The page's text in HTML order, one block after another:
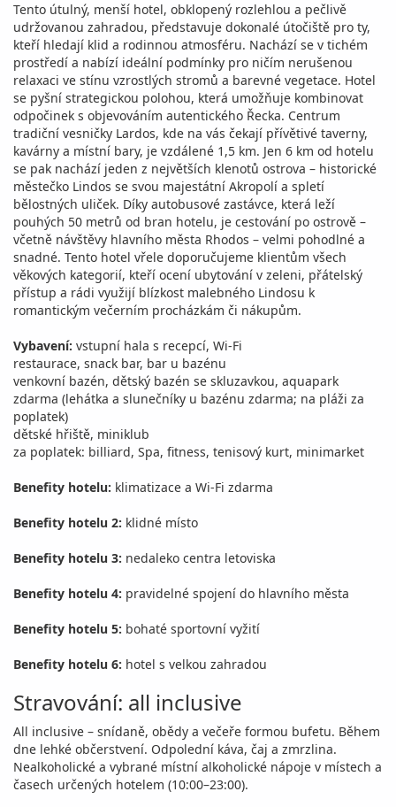
Tento útulný, menší hotel, obklopený rozlehlou a pečlivě
udržovanou zahradou, představuje dokonalé útočiště pro ty,
kteří hledají klid a rodinnou atmosféru. Nachází se v tichém
prostředí a nabízí ideální podmínky pro ničím nerušenou
relaxaci ve stínu vzrostlých stromů a barevné vegetace. Hotel
se pyšní strategickou polohou, která umožňuje kombinovat
odpočinek s objevováním autentického Řecka. Centrum
tradiční vesničky Lardos, kde na vás čekají přívětivé taverny,
kavárny a místní bary, je vzdálené 1,5 km. Jen 6 km od hotelu
se pak nachází jeden z největších klenotů ostrova – historické
městečko Lindos se svou majestátní Akropolí a spletí
bělostných uliček. Díky autobusové zastávce, která leží
pouhých 50 metrů od bran hotelu, je cestování po ostrově –
včetně návštěvy hlavního města Rhodos – velmi pohodlné a
snadné. Tento hotel vřele doporučujeme klientům všech
věkových kategorií, kteří ocení ubytování v zeleni, přátelský
přístup a rádi využijí blízkost malebného Lindosu k
romantickým večerním procházkám či nákupům.
Vybavení: vstupní hala s recepcí, Wi-Fi
restaurace, snack bar, bar u bazénu
venkovní bazén, dětský bazén se skluzavkou, aquapark
zdarma (lehátka a slunečníky u bazénu zdarma; na pláži za
poplatek)
dětské hřiště, miniklub
za poplatek: billiard, Spa, fitness, tenisový kurt, minimarket
Benefity hotelu: klimatizace a Wi-Fi zdarma
Benefity hotelu 2: klidné místo
Benefity hotelu 3: nedaleko centra letoviska
Benefity hotelu 4: pravidelné spojení do hlavního města
Benefity hotelu 5: bohaté sportovní vyžití
Benefity hotelu 6: hotel s velkou zahradou
Stravování: all inclusive
All inclusive – snídaně, obědy a večeře formou bufetu. Během
dne lehké občerstvení. Odpolední káva, čaj a zmrzlina.
Nealkoholické a vybrané místní alkoholické nápoje v místech a
časech určených hotelem (10:00–23:00).